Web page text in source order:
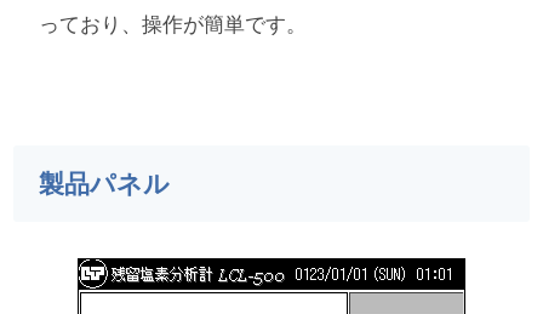
っており、操作が簡単です。
製品パネル